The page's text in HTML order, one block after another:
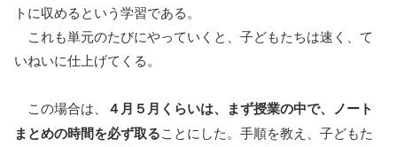
トに収めるという学習である。
これも単元のたびにやっていくと、子どもたちは速く、て
いねいに仕上げてくる。
この場合は、
４月５月くらいは、まず授業の中で、ノート
まとめの時間を必ず取ることにした。手順を教え、子どもた